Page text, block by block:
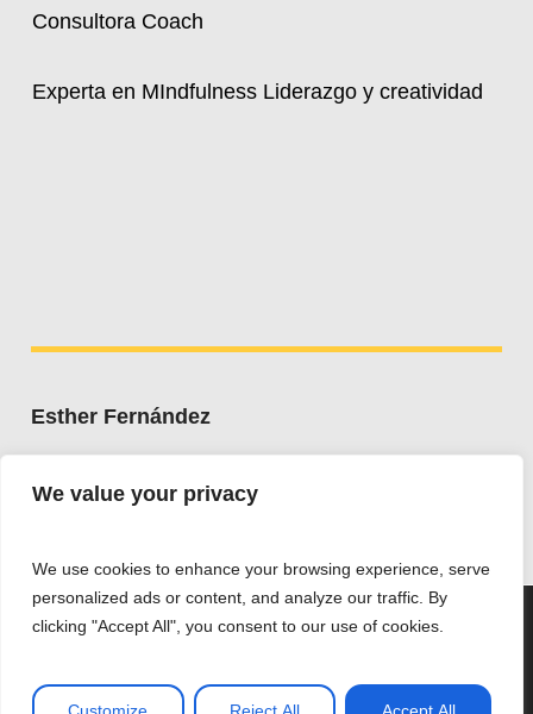
We value your privacy
We use cookies to enhance your browsing experience, serve
personalized ads or content, and analyze our traffic. By
clicking "Accept All", you consent to our use of cookies.
Consultora Coach
Experta en MIndfulness Liderazgo y creatividad
Esther Fernández
esther@estherfdez.es
Privacidad · Accesibilidad ·Aviso legal ·Cookies
nuestra web.